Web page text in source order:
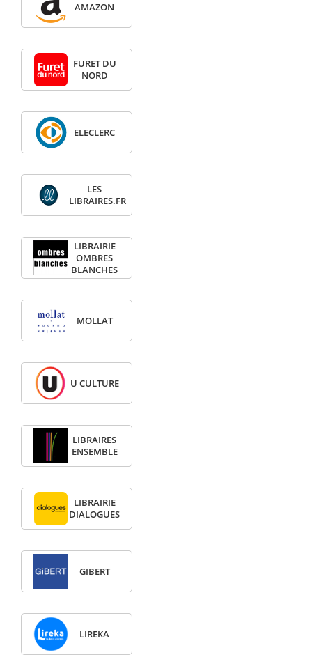
AMAZON
FURET DU
NORD
ELECLERC
LES
LIBRAIRES.FR
LIBRAIRIE
OMBRES
BLANCHES
MOLLAT
U CULTURE
LIBRAIRES
ENSEMBLE
LIBRAIRIE
DIALOGUES
GIBERT
LIREKA